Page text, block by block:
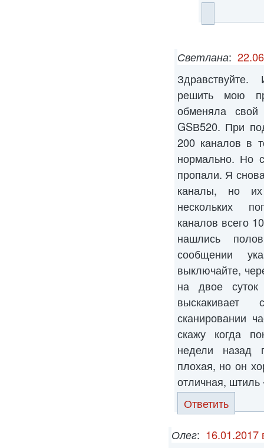
Светлана:
Здравствуйте.
решить мою
обменяла
GSВ520. При
200 каналов в
нормально. Но
пропали. Я
каналы, но
нескольких
каналов всего
нашлись
сообщении
выключайте,
на двое
сканировании
скажу когда
недели назад
плохая, но он
отличная,
Ответить
Олег: 16.01.2017